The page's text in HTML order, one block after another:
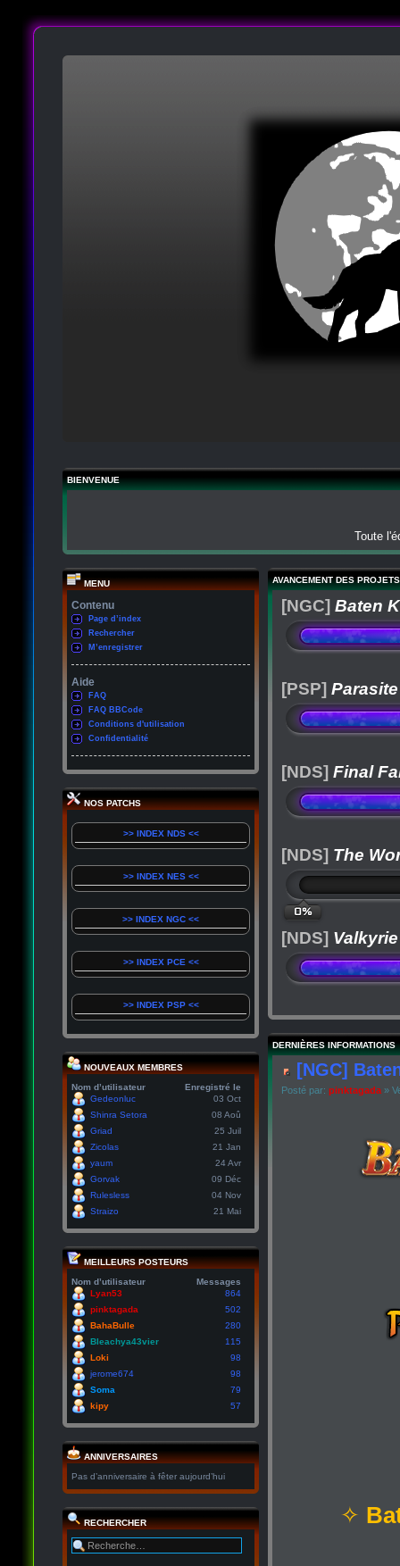
BIENVENUE
Toute
MENU
Contenu
Page d’index
Rechercher
M’enregistrer
Aide
FAQ
FAQ BBCode
Conditions d'utilisation
Confidentialité
NOS PATCHS
>> INDEX NDS <<
>> INDEX NES <<
>> INDEX NGC <<
>> INDEX PCE <<
>> INDEX PSP <<
NOUVEAUX MEMBRES
Nom d’utilisateur
Enregistré le
Gedeonluc
03 Oct
Shinra Setora
08 Aoû
Griad
25 Juil
Zicolas
21 Jan
yaum
24 Avr
Gorvak
09 Déc
Rulesless
04 Nov
Straizo
21 Mai
MEILLEURS POSTEURS
Nom d’utilisateur
Messages
Lyan53
864
pinktagada
502
BahaBulle
280
Bleachya43vier
115
Loki
98
jerome674
98
Soma
79
kipy
57
ANNIVERSAIRES
Pas d’anniversaire à fêter aujourd’hui
RECHERCHER
AVANCEMENT DES PROJETS
[NGC] Baten
[PSP]
[NDS] Final
[NDS] The
0%
[NDS]
DERNIÈRES INFORMATIONS
[NGC]
Posté par: pinktagada »
✧